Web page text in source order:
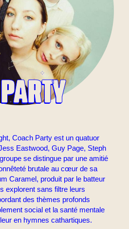
Coach Party est un quatuor
Eastwood, Guy Page, Steph
se distingue par une amitié
brutale au cœur de sa
Caramel, produit par le batteur
explorent sans filtre leurs
des thèmes profonds
social et la santé mentale
en hymnes cathartiques.